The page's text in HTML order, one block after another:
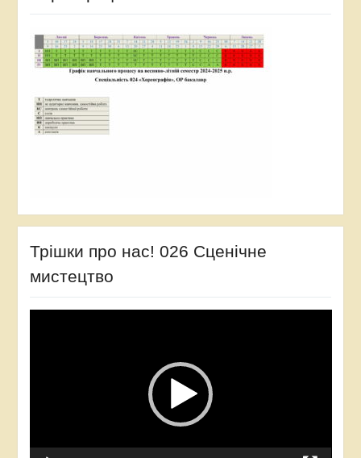
Трішки про нас! 026 Сценічне
мистецтво